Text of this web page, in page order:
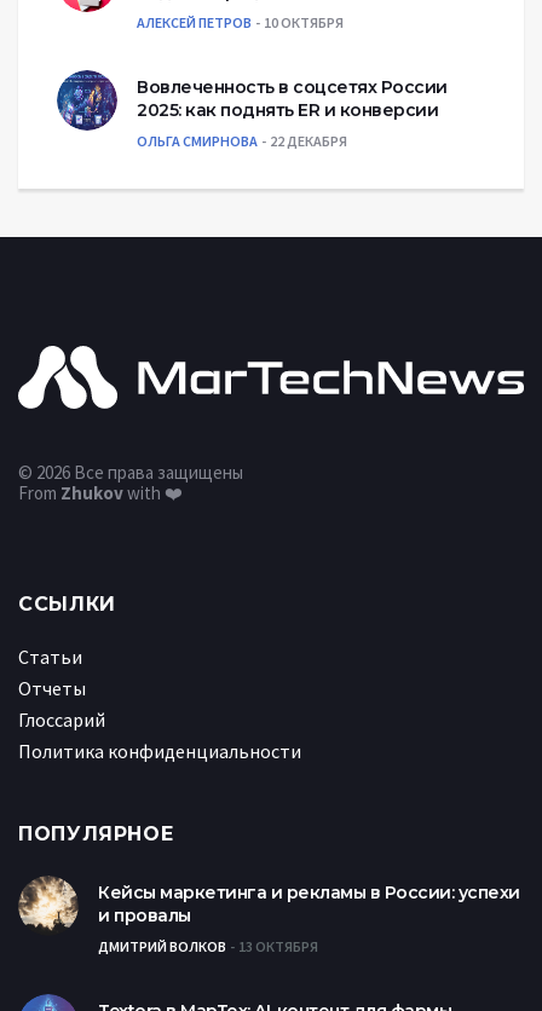
АЛЕКСЕЙ ПЕТРОВ 10 ОКТЯБРЯ
Вовлеченность в соцсетях России
2025: как поднять ER и конверсии
ОЛЬГА СМИРНОВА 22 ДЕКАБРЯ
© 2026 Все права защищены
From Zhukovwith ❤️
ССЫЛКИ
Статьи
Отчеты
Глоссарий
Политика конфиденциальности
ПОПУЛЯРНОЕ
Кейсы маркетинга и рекламы в России: успехи
и провалы
ДМИТРИЙ ВОЛКОВ 13 ОКТЯБРЯ